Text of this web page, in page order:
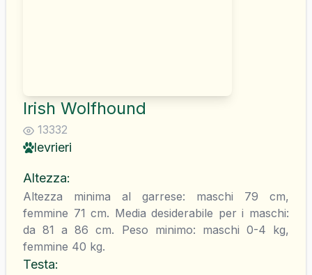
Irish Wolfhound
13332
levrieri
Altezza:
Altezza minima al garrese: maschi 79 cm,
femmine 71 cm. Media desiderabile per i maschi:
da 81 a 86 cm. Peso minimo: maschi 0-4 kg,
femmine 40 kg.
Testa: